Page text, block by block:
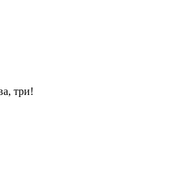
три!